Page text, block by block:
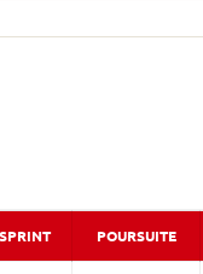
SPRINT POURSUITE